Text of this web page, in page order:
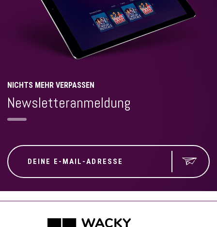
NICHTS MEHR VERPASSEN
Newsletteranmeldung